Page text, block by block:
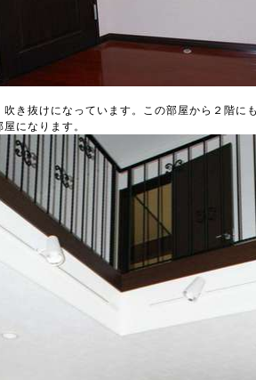
吹き抜けになっています。この部屋から２階に
になります。